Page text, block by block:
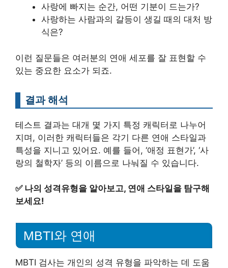
사랑에 빠지는 순간, 어떤 기분이 드는가?
사랑하는 사람과의 갈등이 생길 때의 대처 방
식은?
이런 질문들은 여러분의 연애 세포를 잘 표현할 수
있는 중요한 요소가 되죠.
결과 해석
테스트 결과는 대개 몇 가지 특정 캐릭터로 나누어
지며, 이러한 캐릭터들은 각기 다른 연애 스타일과
특성을 지니고 있어요. 예를 들어, ‘애정 표현가’, ‘사
랑의 철학자’ 등의 이름으로 나눠질 수 있습니다.
✅ 나의 성격유형을 알아보고, 연애 스타일을 탐구해
보세요!
MBTI와 연애
MBTI 검사는 개인의 성격 유형을 파악하는 데 도움